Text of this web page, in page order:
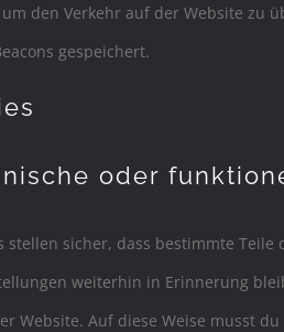
den Verkehr auf der Website zu
gespeichert.
oder
stellen sicher, dass bestimmte
weiterhin in Erinnerung
Website. Auf diese Weise musst